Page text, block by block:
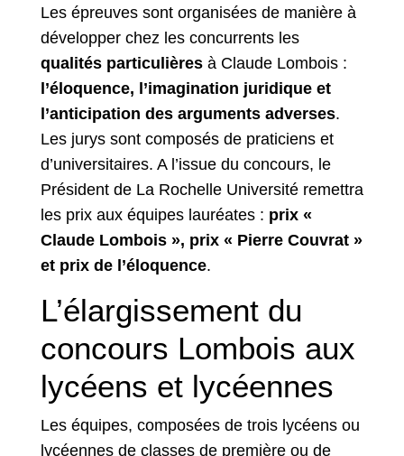
Les épreuves sont organisées de manière à
développer chez les concurrents les
qualités particulières à Claude Lombois :
l’éloquence, l’imagination juridique et
l’anticipation des arguments adverses.
Les jurys sont composés de praticiens et
d’universitaires. A l’issue du concours, le
Président de La Rochelle Université remettra
les prix aux équipes lauréates : prix «
Claude Lombois », prix « Pierre Couvrat »
et prix de l’éloquence.
L’élargissement du
concours Lombois aux
lycéens et lycéennes
Les équipes, composées de trois lycéens ou
lycéennes de classes de première ou de